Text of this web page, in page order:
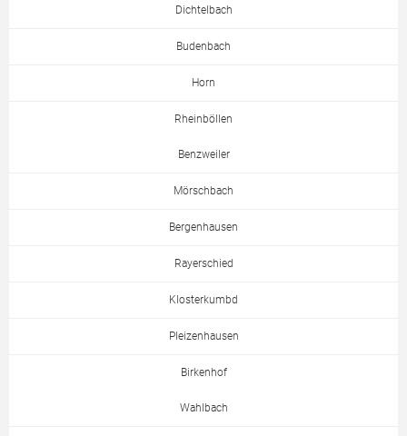
Dichtelbach
Budenbach
Horn
Rheinböllen
Benzweiler
Mörschbach
Bergenhausen
Rayerschied
Klosterkumbd
Pleizenhausen
Birkenhof
Wahlbach